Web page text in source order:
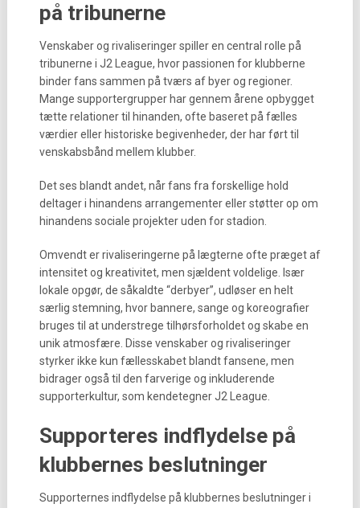
på tribunerne
Venskaber og rivaliseringer spiller en central rolle på
tribunerne i J2 League, hvor passionen for klubberne
binder fans sammen på tværs af byer og regioner.
Mange supportergrupper har gennem årene opbygget
tætte relationer til hinanden, ofte baseret på fælles
værdier eller historiske begivenheder, der har ført til
venskabsbånd mellem klubber.
Det ses blandt andet, når fans fra forskellige hold
deltager i hinandens arrangementer eller støtter op om
hinandens sociale projekter uden for stadion.
Omvendt er rivaliseringerne på lægterne ofte præget af
intensitet og kreativitet, men sjældent voldelige. Især
lokale opgør, de såkaldte “derbyer”, udløser en helt
særlig stemning, hvor bannere, sange og koreografier
bruges til at understrege tilhørsforholdet og skabe en
unik atmosfære. Disse venskaber og rivaliseringer
styrker ikke kun fællesskabet blandt fansene, men
bidrager også til den farverige og inkluderende
supporterkultur, som kendetegner J2 League.
Supporteres indflydelse på
klubbernes beslutninger
Supporternes indflydelse på klubbernes beslutninger i